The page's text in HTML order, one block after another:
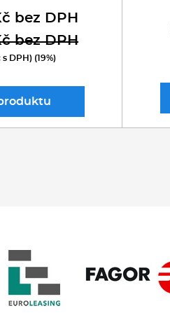
bez DPH
bez DPH
s DPH) (19%)